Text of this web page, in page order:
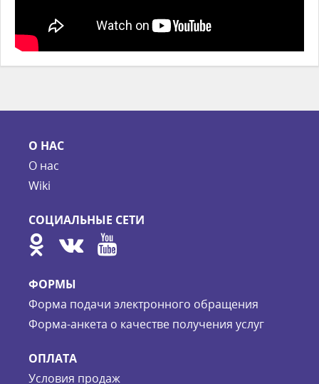
О НАС
О нас
Wiki
СОЦИАЛЬНЫЕ СЕТИ
ФОРМЫ
Форма подачи электронного обращения
Форма-анкета о качестве получения услуг
ОПЛАТА
Условия продаж